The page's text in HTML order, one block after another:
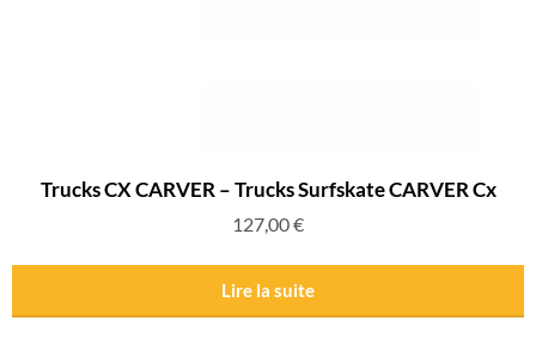
Trucks CX CARVER – Trucks Surfskate CARVER Cx
127,00€
Lire la suite